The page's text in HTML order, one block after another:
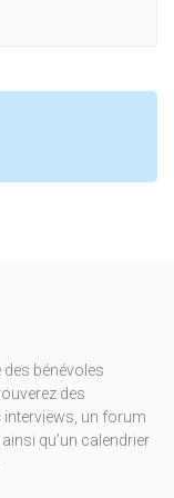
bénévoles
des
interviews, un forum
qu’un calendrier